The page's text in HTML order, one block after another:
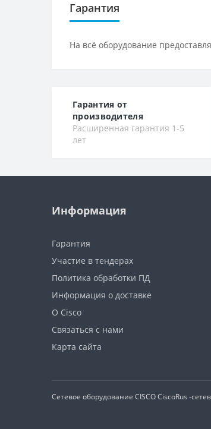
Гарантия
На всё оборудование
Гарантия от
производителя
Расширенная гарантия 1-5
лет
Информация
Гарантия
Участие в тендерах
Политика обработки ПД
Информация о доставке
О Cisco
Связаться с нами
Карта сайта
Сетевое оборудование CISCOCiscoRus -